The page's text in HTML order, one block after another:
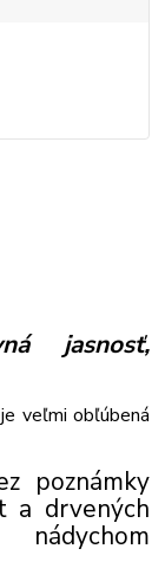
jasnosť,
veľmi obľúbená
poznámky
a drvených